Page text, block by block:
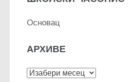
Основац
АРХИВЕ
Архиве